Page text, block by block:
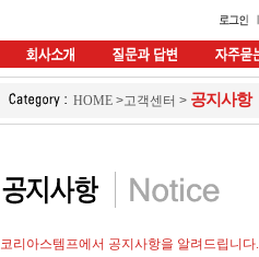
HOME >고객센터 > 공지사항
코리아스템프에서 공지사항을 알려드립니다.